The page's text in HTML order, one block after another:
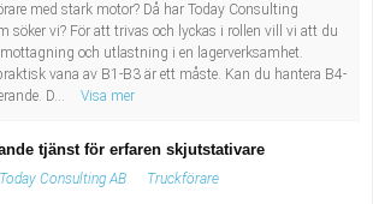
med stark motor? Då har Today Consulting
söker vi? För att trivas och lyckas i rollen vill vi att du
och utlastning i en lagerverksamhet.
vana av B1-B3 är ett måste. Kan du hantera B4-
D...
Visa mer
tjänst för erfaren skjutstativare
Today Consulting AB Truckförare